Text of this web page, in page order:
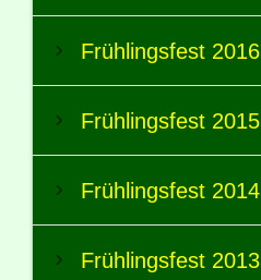
Frühlingsfest 2016
Frühlingsfest 2015
Frühlingsfest 2014
Frühlingsfest 2013